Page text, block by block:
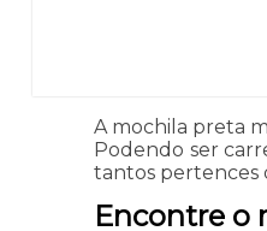
A mochila preta
Podendo ser
tantos pertences
Encontre o